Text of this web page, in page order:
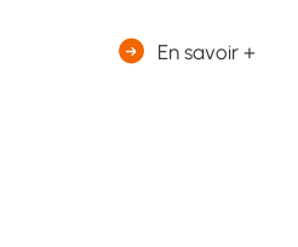
En savoir +